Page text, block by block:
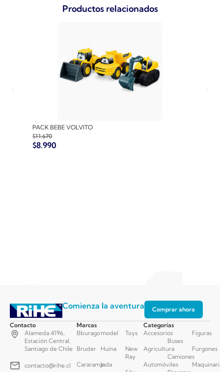
Productos relacionados
PACK BEBE VOLVITO
$11.670
$8.990
Comienza la aventura Comprar ahora
Contacto
Alameda 4196,
Estación Central,
Santiago de Chile
contacto@rihe.cl
Marcas
Bburago
Bruder
Cararama
model
Huina
Jada
Toys
New
Ray
Categorías
Accesorios
Agricultura
Automóviles
Buses
Camiones
Figuras
Furgones